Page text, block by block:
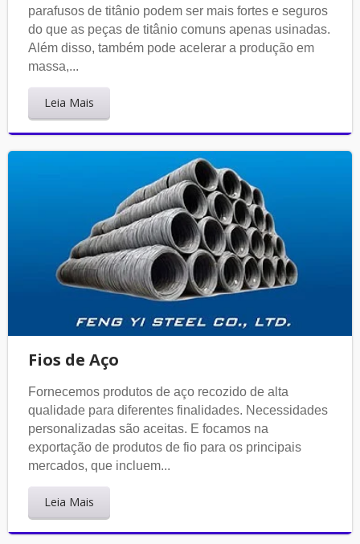
parafusos de titânio podem ser mais fortes e seguros
do que as peças de titânio comuns apenas usinadas.
Além disso, também pode acelerar a produção em
massa,...
Leia Mais
Fios de Aço
Fornecemos produtos de aço recozido de alta
qualidade para diferentes finalidades. Necessidades
personalizadas são aceitas. E focamos na
exportação de produtos de fio para os principais
mercados, que incluem...
Leia Mais